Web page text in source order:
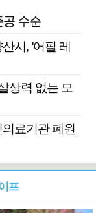
공 수순
시, '어필 레
상력 없는 모
료기관 폐원
프